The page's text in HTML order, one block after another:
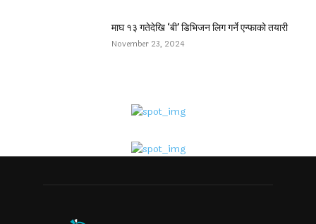
माघ १३ गतेदेखि ‘बी’ डिभिजन लिग गर्ने एन्फाको तयारी
November 23, 2024